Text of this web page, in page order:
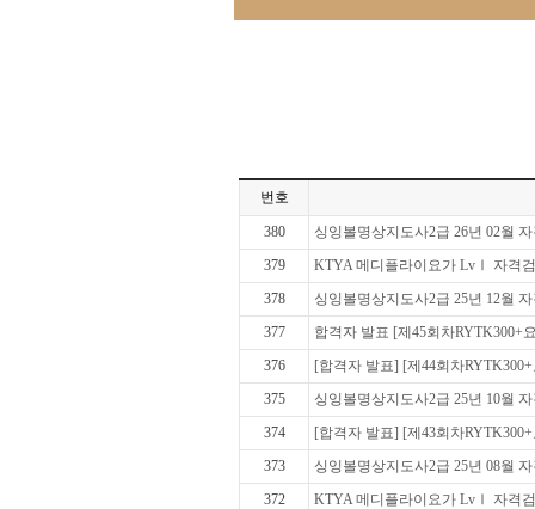
번호
380
싱잉볼명상지도사2급 26년 02월
379
KTYA 메디플라이요가 LvⅠ 자격
378
싱잉볼명상지도사2급 25년 12월
377
합격자 발표 [제45회차RYTK300+
376
[합격자 발표] [제44회차
375
싱잉볼명상지도사2급 25년 10월
374
[합격자 발표] [제43회차
373
싱잉볼명상지도사2급 25년 08월
372
KTYA 메디플라이요가 LvⅠ 자격